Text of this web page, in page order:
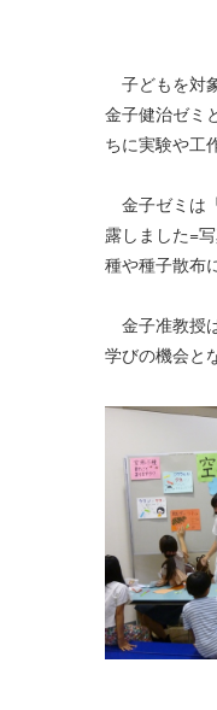
目指せる主
子どもを対
金子健治ゼミ
ちに実験や工
金子ゼミは
露しました=
種や種子散布
金子准教授
学びの機会と